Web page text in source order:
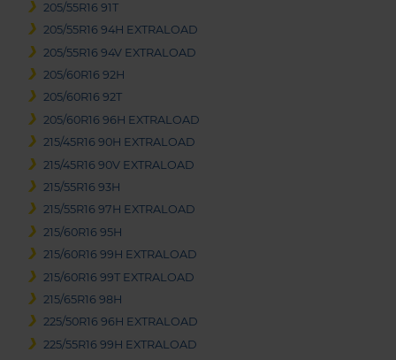
205/55R16 91T
205/55R16 94H EXTRALOAD
205/55R16 94V EXTRALOAD
205/60R16 92H
205/60R16 92T
205/60R16 96H EXTRALOAD
215/45R16 90H EXTRALOAD
215/45R16 90V EXTRALOAD
215/55R16 93H
215/55R16 97H EXTRALOAD
215/60R16 95H
215/60R16 99H EXTRALOAD
215/60R16 99T EXTRALOAD
215/65R16 98H
225/50R16 96H EXTRALOAD
225/55R16 99H EXTRALOAD